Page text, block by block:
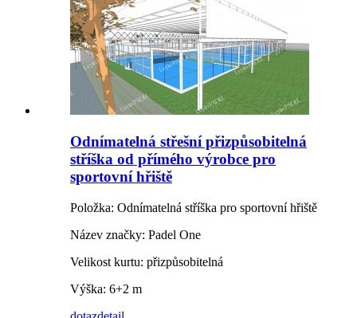
Odnímatelná střešní přizpůsobitelná
stříška od přímého výrobce pro
sportovní hřiště
Položka: Odnímatelná stříška pro sportovní hřiště
Název značky: Padel One
Velikost kurtu: přizpůsobitelná
Výška: 6+2 m